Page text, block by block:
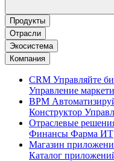
Продукты
Отрасли
Экосистема
Компания
CRM Управляйте
Управление
BPM
Конструктор
Отраслевые
Финансы Фарма ИТ
Магазин
Каталог